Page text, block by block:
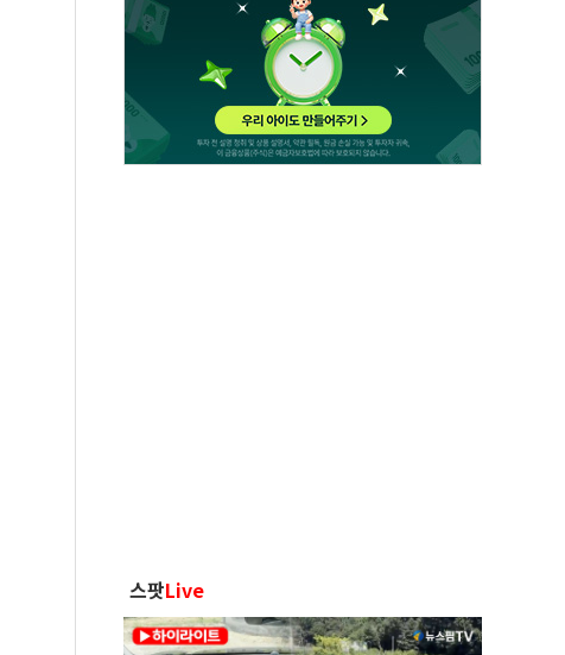
스팟Live